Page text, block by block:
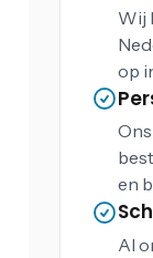
Wij
op
en
Al